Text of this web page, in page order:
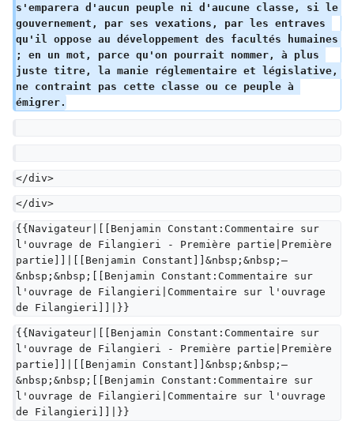
s'emparera d'aucun peuple ni d'aucune classe, si le
gouvernement, par ses vexations, par les entraves
qu'il oppose au développement des facultés humaines
; en un mot, parce qu'on pourrait nommer, à plus
juste titre, la manie réglementaire et législative,
ne contraint pas cette classe ou ce peuple à
émigrer.
</div>
</div>
{{Navigateur|[[Benjamin Constant:Commentaire sur
l'ouvrage de Filangieri - Première partie|Première
partie]]|[[Benjamin Constant]]&nbsp;&nbsp;—
&nbsp;&nbsp;[[Benjamin Constant:Commentaire sur
l'ouvrage de Filangieri|Commentaire sur l'ouvrage
de Filangieri]]|}}
{{Navigateur|[[Benjamin Constant:Commentaire sur
l'ouvrage de Filangieri - Première partie|Première
partie]]|[[Benjamin Constant]]&nbsp;&nbsp;—
&nbsp;&nbsp;[[Benjamin Constant:Commentaire sur
l'ouvrage de Filangieri|Commentaire sur l'ouvrage
de Filangieri]]|}}